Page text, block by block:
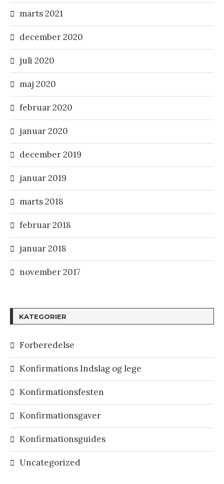
marts 2021
december 2020
juli 2020
maj 2020
februar 2020
januar 2020
december 2019
januar 2019
marts 2018
februar 2018
januar 2018
november 2017
KATEGORIER
Forberedelse
Konfirmations Indslag og lege
Konfirmationsfesten
Konfirmationsgaver
Konfirmationsguides
Uncategorized